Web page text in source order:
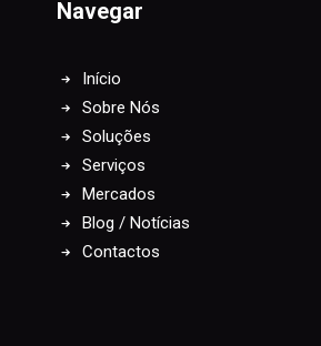
Navegar
Início
Sobre Nós
Soluções
Serviços
Mercados
Blog / Notícias
Contactos